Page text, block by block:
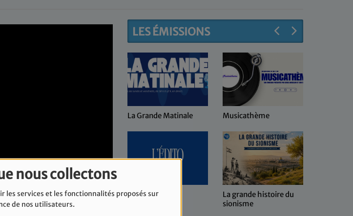
nous collectons
les services et les fonctionnalités proposés sur
de nos utilisateurs.
LES ÉMISSIONS
La Grande Matinale
L'édito
Musicathème
La grande histoire du
sionisme